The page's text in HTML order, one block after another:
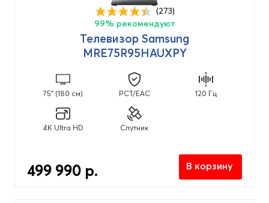
TIZEN
(273)
99% рекомендуют
Телевизор Samsung
MRE75R95HAUXPY
75" (180 см) PCT/EAC 120 Гц
4K Ultra HD Спутник
499 990 р. В корзину